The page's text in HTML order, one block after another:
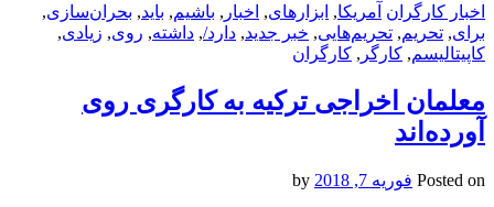
اخبار کارگران آمریکا, ابزارهای, اخبار , باشیم, باید, بحران‌سازی,
برای, تحریم, تحریم‌هایی, خبر جدید, دارد/, داشته, روی, زیادی,
کاپیتالیسم, کارگر , کارگران
معلمان اخراجی ترکیه به کارگری روی
آورده‌اند
Posted on فوریه 7, 2018